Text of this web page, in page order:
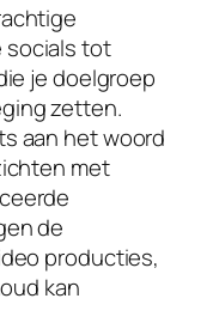
socials tot
je doelgroep
zetten.
aan het woord
met
de
producties,
kan